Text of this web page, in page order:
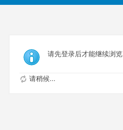
请先登录后才能继续浏览
请稍候...